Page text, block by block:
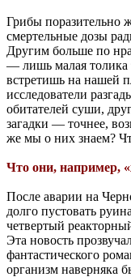
Грибы поразительно
смертельные дозы
Другим больше по
— лишь малая толика
встретишь на нашей
исследователи
обитателей суши,
загадки — точнее,
же мы о них знаем?
Что они, например,
После аварии на
долго пустовать
четвертый
Эта новость
фантастического
организм наверняка